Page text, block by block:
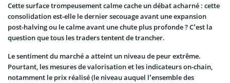
Cette surface trompeusement calme cache un débat acharné : cette
consolidation est-elle le dernier secouage avant une expansion
post-halving ou le calme avant une chute plus profonde ? C’est la
question que tous les traders tentent de trancher.
Le sentiment du marché a atteint un niveau de peur extrême.
Pourtant, les mesures de valorisation et les indicateurs on-chain,
notamment le prix réalisé (le niveau auquel l’ensemble des